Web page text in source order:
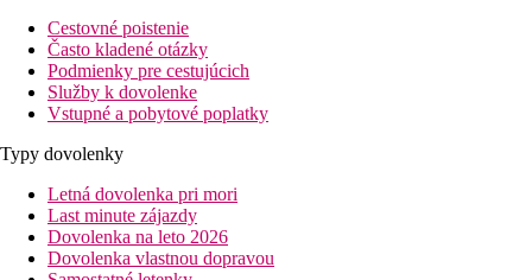
Cestovné poistenie
Často kladené otázky
Podmienky pre cestujúcich
Služby k dovolenke
Vstupné a pobytové poplatky
Typy dovolenky
Letná dovolenka pri mori
Last minute zájazdy
Dovolenka na leto 2026
Dovolenka vlastnou dopravou